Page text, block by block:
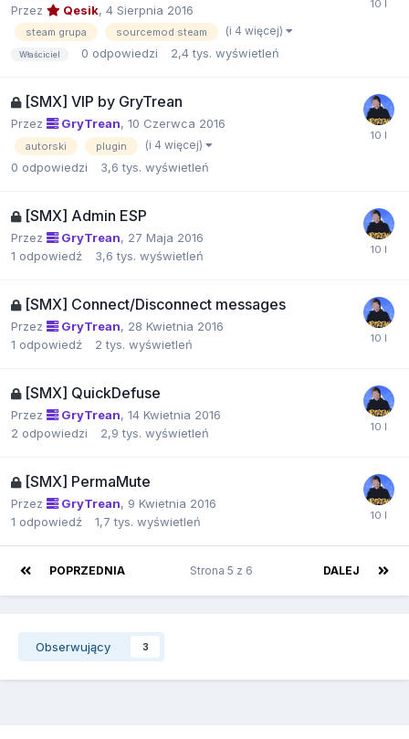
Przez Qesik, 4 Sierpnia 2016
steam grupa sourcemod steam (i 4 więcej)
Właściciel 0 odpowiedzi 2,4 tys. wyświetleń
[SMX] VIP by GryTrean
Przez GryTrean, 10 Czerwca 2016
autorski plugin (i 4 więcej)
0 odpowiedzi 3,6 tys. wyświetleń
[SMX] Admin ESP
Przez GryTrean, 27 Maja 2016
1 odpowiedź 3,6 tys. wyświetleń
[SMX] Connect/Disconnect messages
Przez GryTrean, 28 Kwietnia 2016
1 odpowiedź 2 tys. wyświetleń
[SMX] QuickDefuse
Przez GryTrean, 14 Kwietnia 2016
2 odpowiedzi 2,9 tys. wyświetleń
[SMX] PermaMute
Przez GryTrean, 9 Kwietnia 2016
1 odpowiedź 1,7 tys. wyświetleń
POPRZEDNIA DALEJ
Strona 5 z 6
Obserwujący 3